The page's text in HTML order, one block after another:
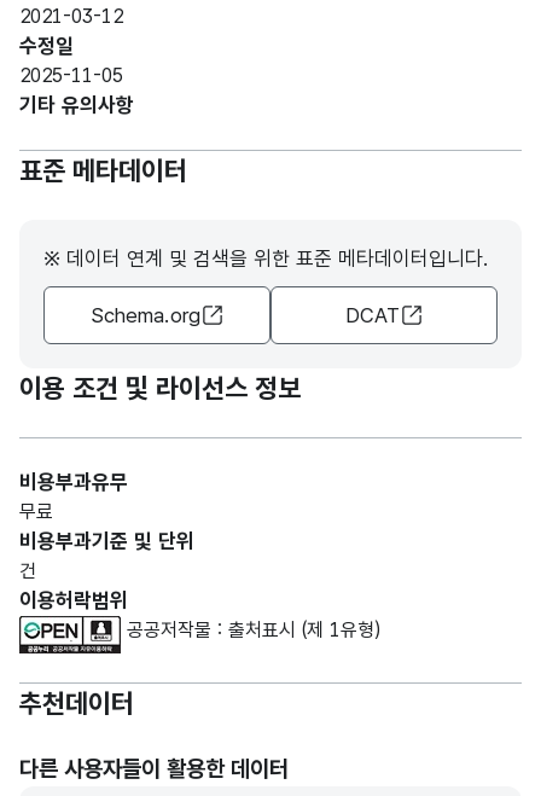
2021-03-12
수정일
2025-11-05
기타 유의사항
표준 메타데이터
※ 데이터 연계 및 검색을 위한 표준 메타데이터입니다.
Schema.org DCAT
이용 조건 및 라이선스 정보
비용부과유무
무료
비용부과기준 및 단위
건
이용허락범위
공공저작물 : 출처표시 (제 1유형)
추천데이터
다른 사용자들이 활용한 데이터